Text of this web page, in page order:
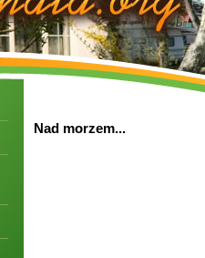
Nad morzem...